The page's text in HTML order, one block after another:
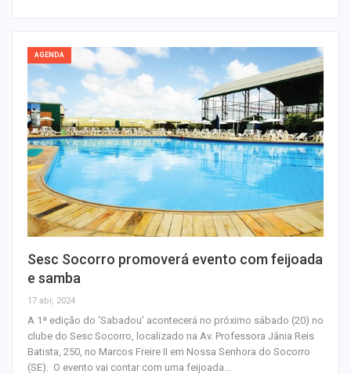
AGENDA
Sesc Socorro promoverá evento com feijoada
e samba
17 abr, 2024
A 1ª edição do ‘Sabadou’ acontecerá no próximo sábado (20) no
clube do Sesc Socorro, localizado na Av. Professora Jânia Reis
Batista, 250, no Marcos Freire II em Nossa Senhora do Socorro
(SE). O evento vai contar com uma feijoada…